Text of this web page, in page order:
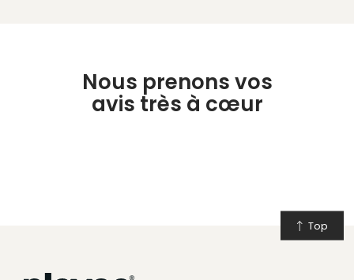
Nous prenons vos
avis très à cœur
Top